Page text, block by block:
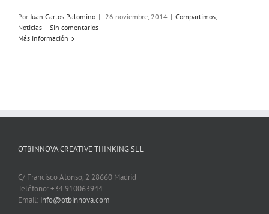
Por Juan Carlos Palomino | 26 noviembre, 2014 | Compartimos
Noticias | Sin comentarios
Más información
OTBINNOVA CREATIVE THINKING SLL
C/ Francisco Alonso, 2 28660 Madrid
Teléfono: +34 910063944
Email: info@otbinnova.com